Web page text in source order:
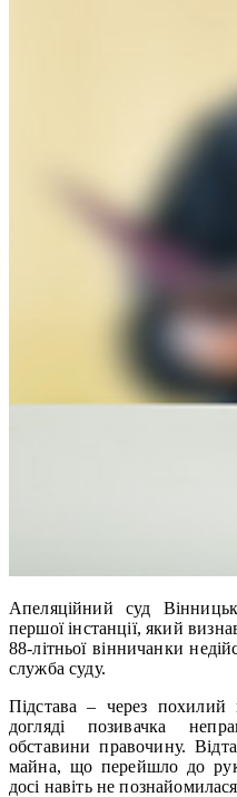
Апеляційний суд
першої інстанції, який
88-літньої вінничанки
служба суду.
Підстава – через похилий
догляді позивачка
обставини правочину.
майна, що перейшло до
досі навіть не